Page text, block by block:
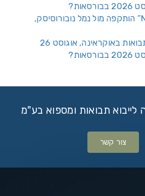
האנייה “Nadezhda” הותקפה מול נמל נובורוסיסק,
באוקראינה, אוגוסט 26
תבואות ומספוא בע"מ
צור קשר